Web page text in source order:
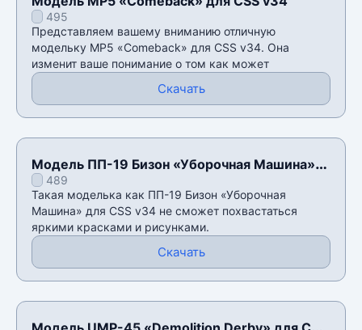
495
Представляем вашему вниманию отличную
модельку MP5 «Comeback» для CSS v34. Она
изменит ваше понимание о том как может
Скачать
Модель ПП-19 Бизон «Уборочная Машина»
для CSS v34
489
Такая моделька как ПП-19 Бизон «Уборочная
Машина» для CSS v34 не сможет похвастаться
яркими красками и рисунками.
Скачать